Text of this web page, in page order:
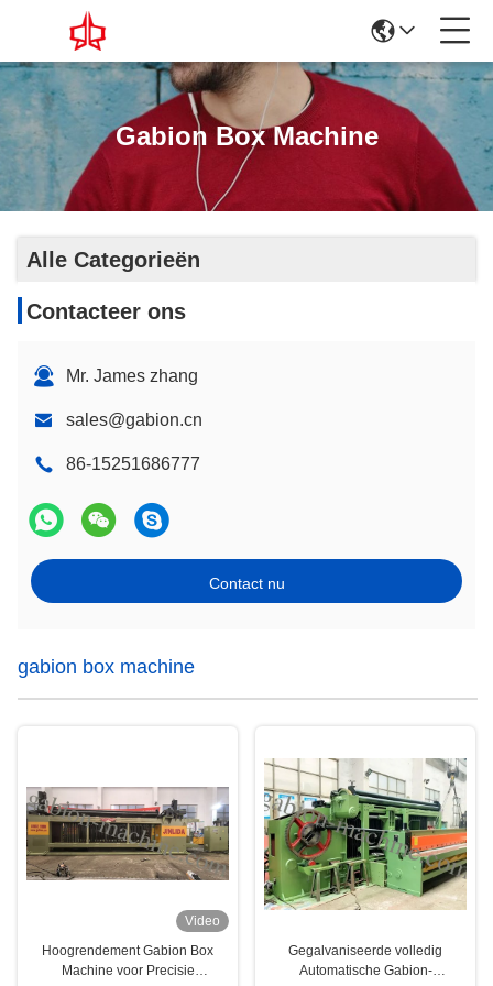
Gabion Box Machine
Alle Categorieën
Contacteer ons
Mr. James zhang
sales@gabion.cn
86-15251686777
Contact nu
gabion box machine
Video
Hoogrendement Gabion Box
Machine voor Precisie
Gegalvaniseerde volledig
Automatische Gabion-